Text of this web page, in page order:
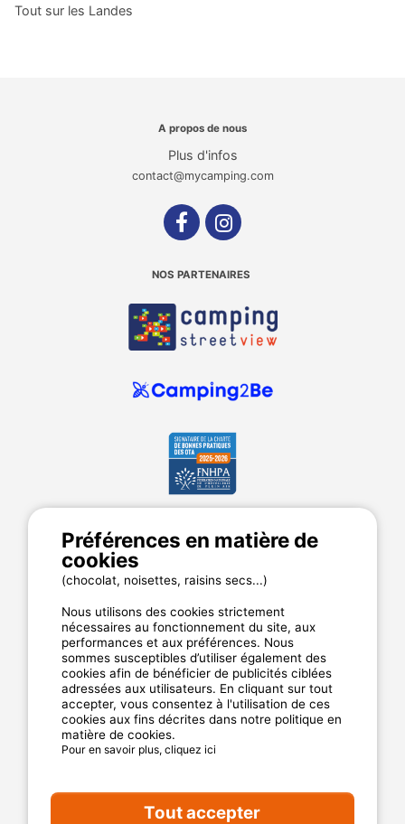
Tout sur les Landes
A propos de nous
Plus d'infos
contact@mycamping.com
NOS PARTENAIRES
MyCamping.com
Annuaire des campings
Mentions légales
CGU du site
Plan de site
Cookies
Charte de confidentialité
La garantie MyCamping.com
Un paiement 100% sécurisé
Les meilleurs établissements référencés
Préférences en matière de
cookies
(chocolat, noisettes, raisins secs...)
Nous utilisons des cookies strictement
nécessaires au fonctionnement du site, aux
performances et aux préférences. Nous
sommes susceptibles d’utiliser également des
cookies afin de bénéficier de publicités ciblées
adressées aux utilisateurs. En cliquant sur tout
accepter, vous consentez à l'utilisation de ces
cookies aux fins décrites dans notre politique en
matière de cookies.
Pour en savoir plus, cliquez ici
Tout accepter